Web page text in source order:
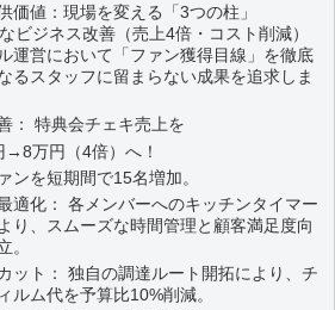
価値：現場を変える「3つの柱」
ビジネス改善（売上4倍・コスト削減）
運営において「ファン獲得目線」を徹底
るスタッフに留まらない成果を追求しま
： 特典会チェキ売上を
→8万円（4倍）へ！
ンを短期間で15名増加。
適化： 各メンバーへのキッチンタイマー
り、スムーズな時間管理と顧客満足度向
。
ット： 独自の調達ルート開拓により、チ
ルム代を予算比10%削減。